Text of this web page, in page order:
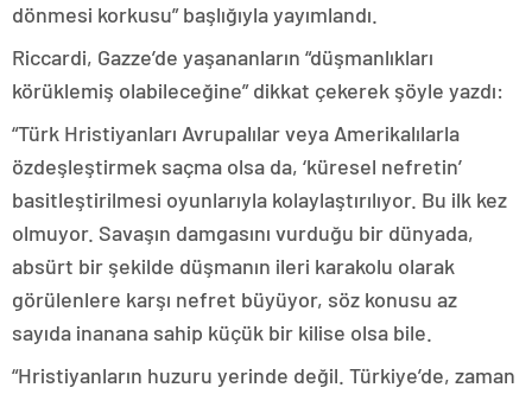
dönmesi korkusu” başlığıyla yayımlandı.
Riccardi, Gazze’de yaşananların “düşmanlıkları
körüklemiş olabileceğine” dikkat çekerek şöyle yazdı:
“Türk Hristiyanları Avrupalılar veya Amerikalılarla
özdeşleştirmek saçma olsa da, ‘küresel nefretin’
basitleştirilmesi oyunlarıyla kolaylaştırılıyor. Bu ilk kez
olmuyor. Savaşın damgasını vurduğu bir dünyada,
absürt bir şekilde düşmanın ileri karakolu olarak
görülenlere karşı nefret büyüyor, söz konusu az
sayıda inanana sahip küçük bir kilise olsa bile.
“Hristiyanların huzuru yerinde değil. Türkiye’de, zaman